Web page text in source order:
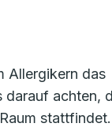
Allergikern das
darauf achten,
stattfindet.